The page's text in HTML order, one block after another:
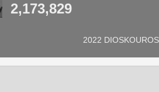
2,173,829
2022